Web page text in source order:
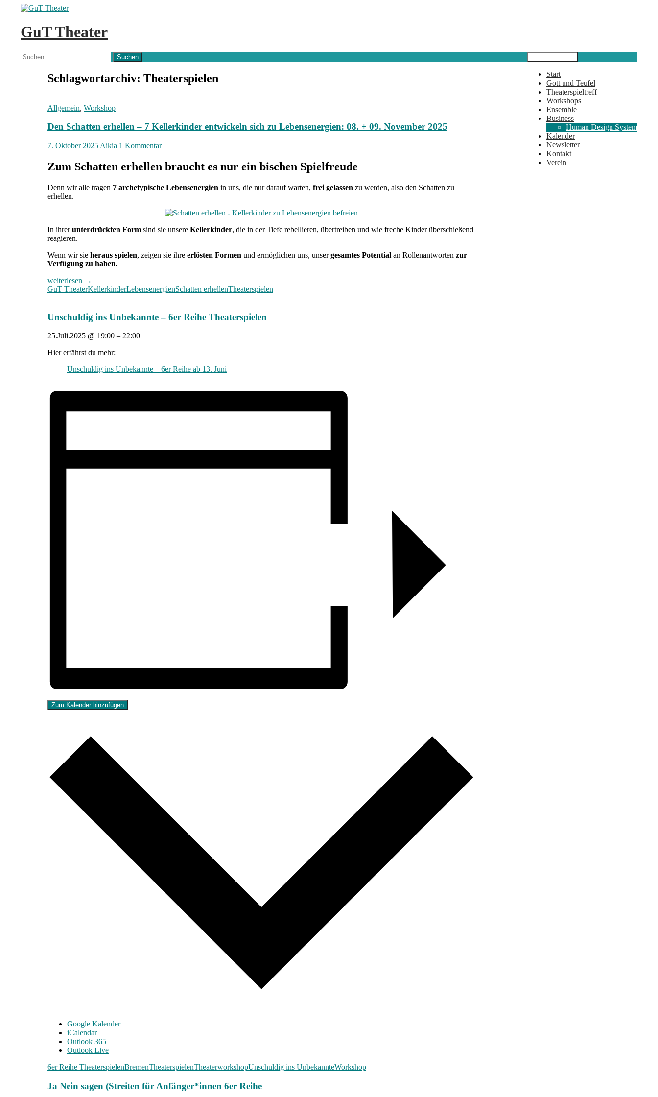
springenGuT Theater
Suchen
Start
Gott und Teufel
Theaterspieltreff
Workshops
Ensemble
Business
Human Design System
Kalender
Newsletter
Kontakt
Verein
Suchen
nach:
Schlagwortarchiv: Theaterspielen
Allgemein, Workshop
Den Schatten erhellen – 7 Kellerkinder entwickeln sich zu Lebensenergien: 08. + 09. November 2025
7. Oktober 2025 Aikia 1 Kommentar
Zum Schatten erhellen braucht es nur ein bischen Spielfreude
Denn wir alle tragen 7 archetypische Lebensenergien in uns, die nur darauf warten, frei gelassen zu werden, also den Schatten zu
erhellen.
In ihrerunterdrückten Form sind sie unsere Kellerkinder, die in der Tiefe rebellieren, übertreiben und wie freche Kinder überschießend
reagieren.
Wenn wir sie heraus spielen, zeigen sie ihre erlösten Formen und ermöglichen uns, unsergesamtes Potential an Rollenantworten zur
Verfügung zu haben.
Den
Schatten
7
Kellerkinder
entwickeln
zu
November
weiterlesen →
GuT TheaterKellerkinderLebensenergienSchatten erhellenTheaterspielen
Unschuldig ins Unbekannte – 6er Reihe Theaterspielen
25.Juli.2025 @ 19:00 – 22:00
Hier erfährst du mehr:
Unschuldig ins Unbekannte – 6er Reihe ab 13. Juni
Zum Kalender hinzufügen
Google Kalender
iCalendar
Outlook 365
Outlook Live
6er Reihe TheaterspielenBremenTheaterspielenTheaterworkshopUnschuldig ins UnbekannteWorkshop
Ja Nein sagen (Streiten für Anfänger*innen 6er Reihe